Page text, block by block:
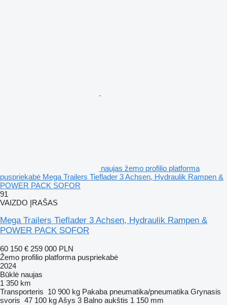
naujas žemo profilio platforma
puspriekabė Mega Trailers Tieflader 3 Achsen, Hydraulik Rampen &
POWER PACK SOFOR
91
VAIZDO ĮRAŠAS
Mega Trailers Tieflader 3 Achsen, Hydraulik Rampen &
POWER PACK SOFOR
60 150 € 259 000 PLN
Žemo profilio platforma puspriekabė
2024
Būklė naujas
1 350 km
Transporteris 10 900 kg Pakaba pneumatika/pneumatika Grynasis
svoris 47 100 kgAšys 3 Balno aukštis 1 150 mm